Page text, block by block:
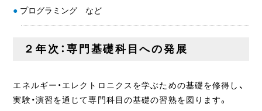
プログラミング など
２年次：専門基礎科目への発展
エネルギー・エレクトロニクスを学ぶための基礎を修得し、
実験・演習を通じて専門科目の基礎の習熟を図ります。